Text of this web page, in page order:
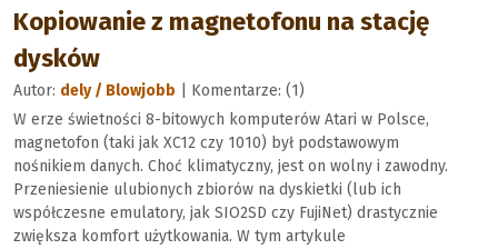
Kopiowanie z magnetofonu na stację
dysków
Autor: dely / Blowjobb | Komentarze: (1)
W erze świetności 8-bitowych komputerów Atari w Polsce,
magnetofon (taki jak XC12 czy 1010) był podstawowym
nośnikiem danych. Choć klimatyczny, jest on wolny i zawodny.
Przeniesienie ulubionych zbiorów na dyskietki (lub ich
współczesne emulatory, jak SIO2SD czy FujiNet) drastycznie
zwiększa komfort użytkowania. W tym artykule